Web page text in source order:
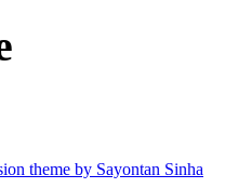
theme by Sayontan Sinha